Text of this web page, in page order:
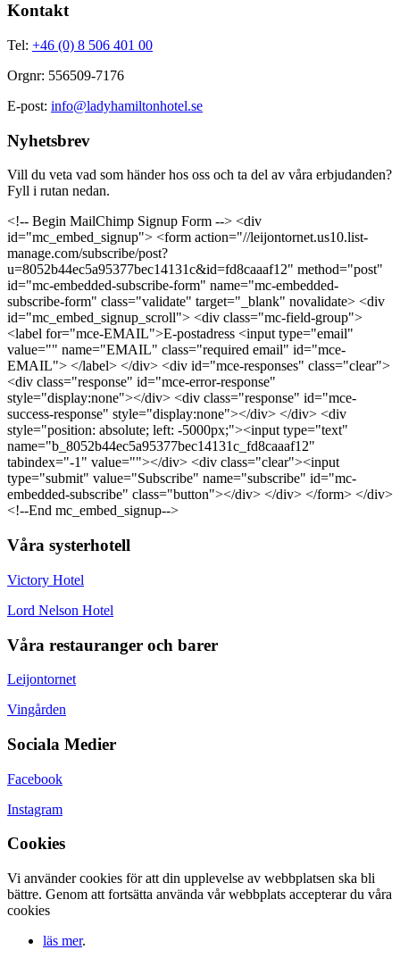
Kontakt
Tel: +46 (0) 8 506 401 00
Orgnr: 556509-7176
E-post: info@ladyhamiltonhotel.se
Nyhetsbrev
Vill du veta vad som händer hos oss och ta del av våra erbjudanden?
Fyll i rutan nedan.
<!-- Begin MailChimp Signup Form --> <div
id="mc_embed_signup"> <form action="//leijontornet.us10.list-
manage.com/subscribe/post?
u=8052b44ec5a95377bec14131c&id=fd8caaaf12" method="post"
id="mc-embedded-subscribe-form" name="mc-embedded-
subscribe-form" class="validate" target="_blank" novalidate> <div
id="mc_embed_signup_scroll"> <div class="mc-field-group">
<label for="mce-EMAIL">E-postadress <input type="email"
value="" name="EMAIL" class="required email" id="mce-
EMAIL"> </label> </div> <div id="mce-responses" class="clear">
<div class="response" id="mce-error-response"
style="display:none"></div> <div class="response" id="mce-
success-response" style="display:none"></div> </div> <div
style="position: absolute; left: -5000px;"><input type="text"
name="b_8052b44ec5a95377bec14131c_fd8caaaf12"
tabindex="-1" value=""></div> <div class="clear"><input
type="submit" value="Subscribe" name="subscribe" id="mc-
embedded-subscribe" class="button"></div> </div> </form> </div>
<!--End mc_embed_signup-->
Våra systerhotell
Victory Hotel
Lord Nelson Hotel
Våra restauranger och barer
Leijontornet
Vingården
Sociala Medier
Facebook
Instagram
Cookies
Vi använder cookies för att din upplevelse av webbplatsen ska bli
bättre. Genom att fortsätta använda vår webbplats accepterar du våra
cookies
läs mer.